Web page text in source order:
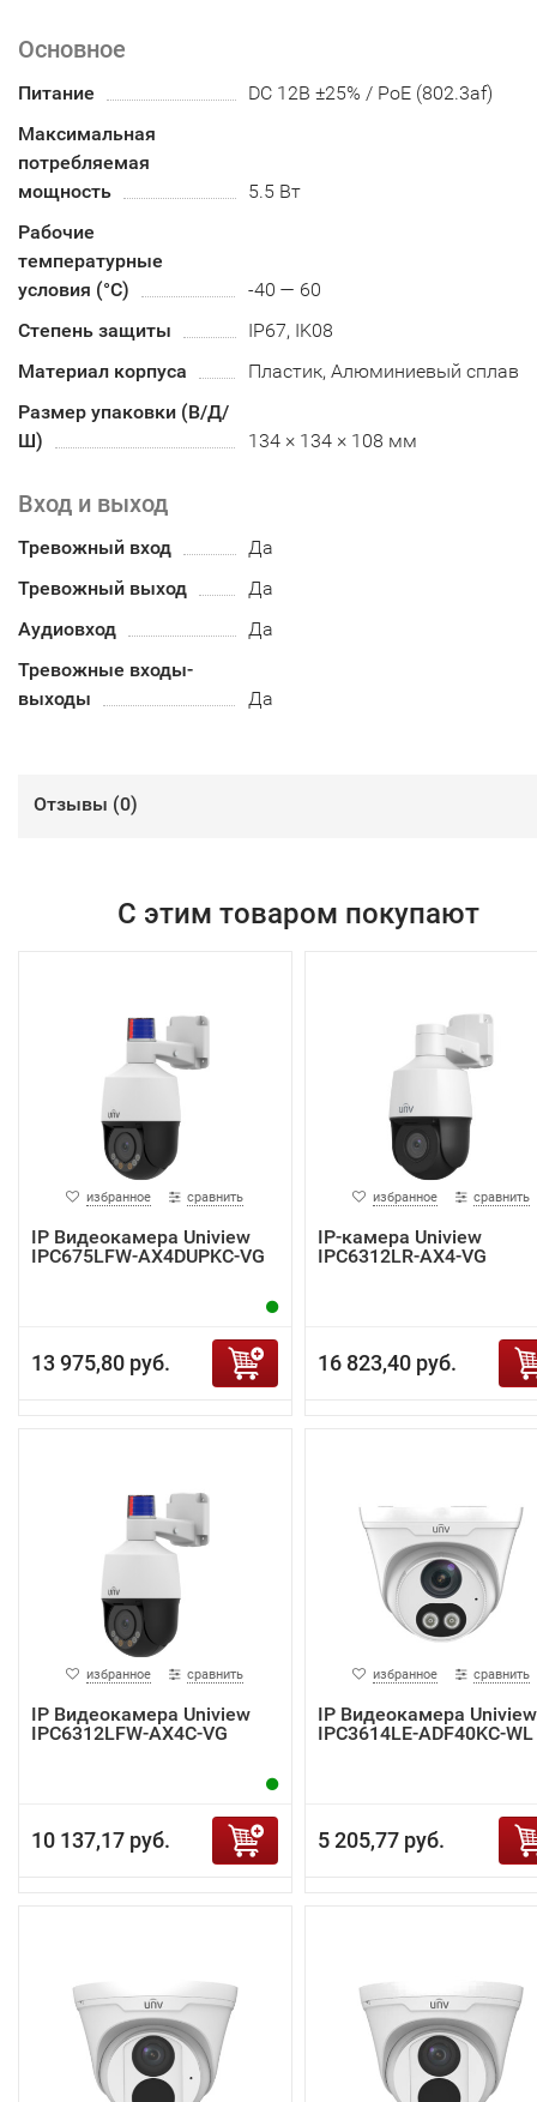
Основное
Питание
DC 12В ±25% / PoE (802.3af)
Максимальная
потребляемая
мощность
5.5 Вт
Рабочие
температурные
условия (°С)
-40 — 60
Степень защиты
IP67, IK08
Материал корпуса
Пластик, Алюминиевый сплав
Размер упаковки (В/Д/
Ш)
134 × 134 × 108 мм
Вход и выход
Тревожный вход
Да
Тревожный выход
Да
Аудиовход
Да
Тревожные входы-
выходы
Да
Отзывы (0)
С этим товаром покупают
избранное сравнить
IP Видеокамера Uniview
IPC675LFW-AX4DUPKC-VG
13 975,80 руб.
избранное сравнить
IP-камера Uniview
IPC6312LR-AX4-VG
16 823,40 руб.
избранное сравнить
IP Видеокамера Uniview
IPC6312LFW-AX4C-VG
10 137,17 руб.
избранное сравнить
IP Видеокамера Uniview
IPC3614LE-ADF40KC-WL
5 205,77 руб.